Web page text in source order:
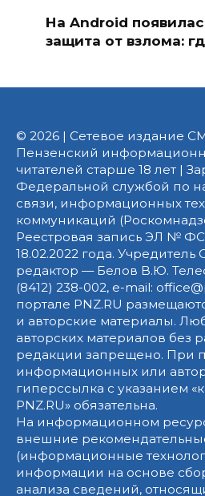
На Android
защита от взлома:
© 2026 | Сетевое издание
Пензенский
читателей старше 18 лет |
Федеральной службой по
связи, информационных
коммуникаций
Реестровая запись ЭЛ № ФС
18.02.2022 года.
редактор — Белов В.Ю.
(8412) 238-002, e-mail:
портале PNZ.RU
и авторские материалы.
авторских материалов без
редакции запрещено. При
информационных или
гиперссылка с указанием
PNZ.RU» обязательна.
На информационном
внешние
(информационные
информации на основе
анализа сведений,